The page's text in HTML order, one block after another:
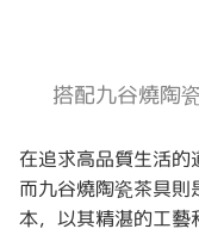
搭配九谷燒陶
在追求高品質生活的
而九谷燒陶瓷茶具則
本，以其精湛的工藝